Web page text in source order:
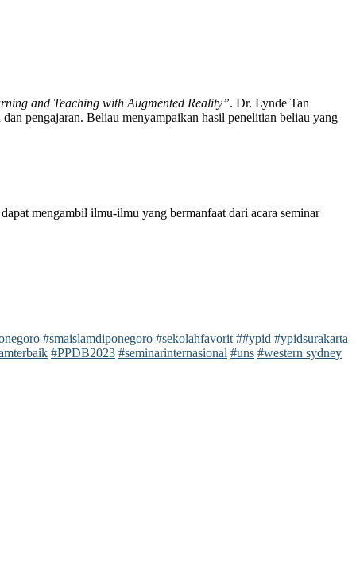
and Teaching with Augmented Reality”. Dr. Lynde Tan
dan pengajaran. Beliau menyampaikan hasil penelitian beliau yang
mengambil ilmu-ilmu yang bermanfaat dari acara seminar
#smaislamdiponegoro #sekolahfavorit ##ypid #ypidsurakarta
#PPDB2023 #seminarinternasional #uns #western sydney